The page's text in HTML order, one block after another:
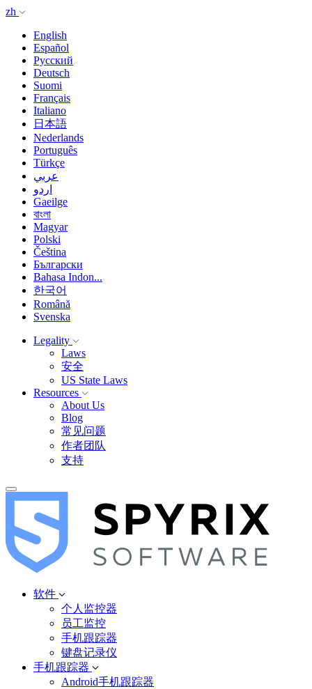
zh
English
Español
Русский
Deutsch
Suomi
Français
Italiano
日本語
Nederlands
Português
Türkçe
عربي
اردو
Gaeilge
বাংলা
Magyar
Polski
Čeština
Български
Bahasa Indon...
한국어
Română
Svenska
Legality
Laws
安全
US State Laws
Resources
About Us
Blog
常见问题
作者团队
支持
软件
个人监控器
员工监控
手机跟踪器
键盘记录仪
手机跟踪器
Android手机跟踪器